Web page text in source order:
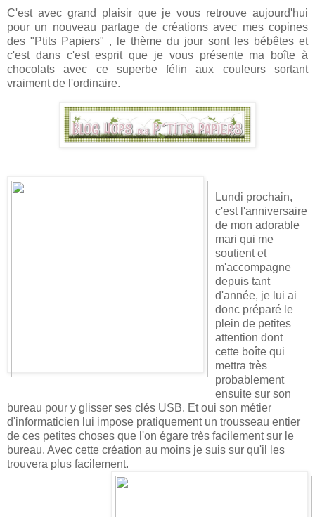
C'est avec grand plaisir que je vous retrouve aujourd'hui
pour un nouveau partage de créations avec mes copines
des "Ptits Papiers" , le thème du jour sont les bébêtes et
c'est dans c'est esprit que je vous présente ma boîte à
chocolats avec ce superbe félin aux couleurs sortant
vraiment de l'ordinaire.
Lundi prochain,
c'est l'anniversaire
de mon adorable
mari qui me
soutient et
m'accompagne
depuis tant
d'année, je lui ai
donc préparé le
plein de petites
attention dont
cette boîte qui
mettra très
probablement
ensuite sur son
bureau pour y glisser ses clés USB. Et oui son métier
d'informaticien lui impose pratiquement un trousseau entier
de ces petites choses que l'on égare très facilement sur le
bureau. Avec cette création au moins je suis sur qu'il les
trouvera plus facilement.